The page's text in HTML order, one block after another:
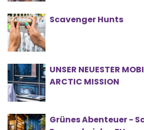
Scavenger Hunts
UNSER NEUESTER
ARCTIC MISSION
Grünes Abenteuer -